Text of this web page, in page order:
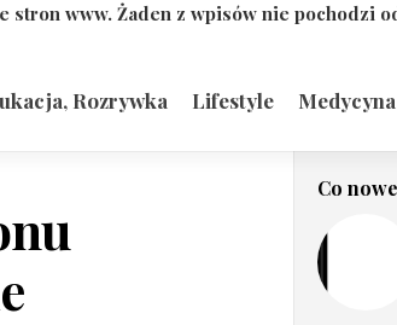
stron www. Żaden z wpisów nie pochodzi
Rozrywka Lifestyle Medycyna
Co